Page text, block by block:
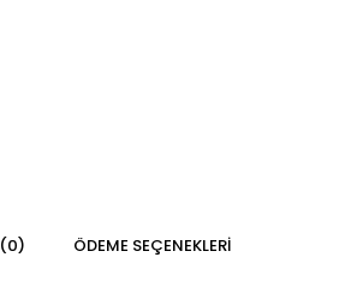
(0) ÖDEME SEÇENEKLERI